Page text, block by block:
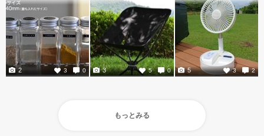
3 0
2 5 0
3 3 2
5
もっとみる